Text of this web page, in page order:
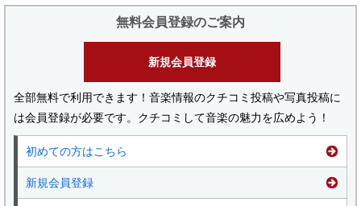
無料会員登録のご案内
新規会員登録
全部無料で利用できます！音楽情報のクチコミ投稿や写真投稿に
は会員登録が必要です。クチコミして音楽の魅力を広めよう！
初めての方はこちら
新規会員登録